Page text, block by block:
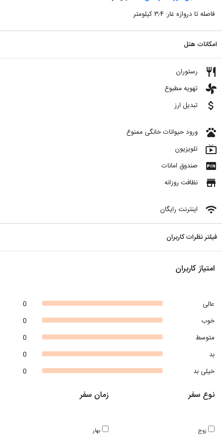
فاصله تا دروازه غار: ۳٫۴ کیلومتر
امکانات هتل
restaurant رستوران
toys تهویه مطبوع
attach_money تبدیل ارز
pets ورود حیوانات خانگی ممنوع
live_tv تلویزیون
fiber_pin صندوق امانات
store نظافت روزانه
wifi اینترنت رایگان
فیلتر نظرات کاربران
امتیاز کاربران
0
عالی
0
خوب
0
متوسط
0
بد
0
خیلی بد
زمان سفر
بهار
نوع سفر
زوج